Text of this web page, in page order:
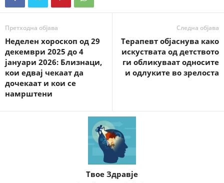
Претходна објава
Неделен хороскоп од 29
декември 2025 до 4
јануари 2026: Близнаци,
кои едвај чекаат да
дочекаат и кои се
намрштени
Следна објава
Терапевт објаснува како
искуствата од детството
ги обликуваат односите
и одлуките во зрелоста
Твое Здравје